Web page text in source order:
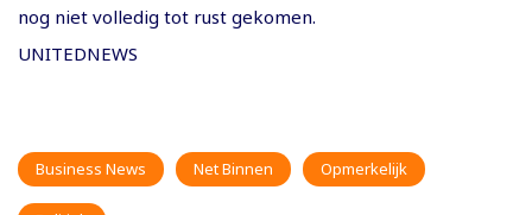
nog niet volledig tot rust gekomen.
UNITEDNEWS
Business News Net Binnen Opmerkelijk